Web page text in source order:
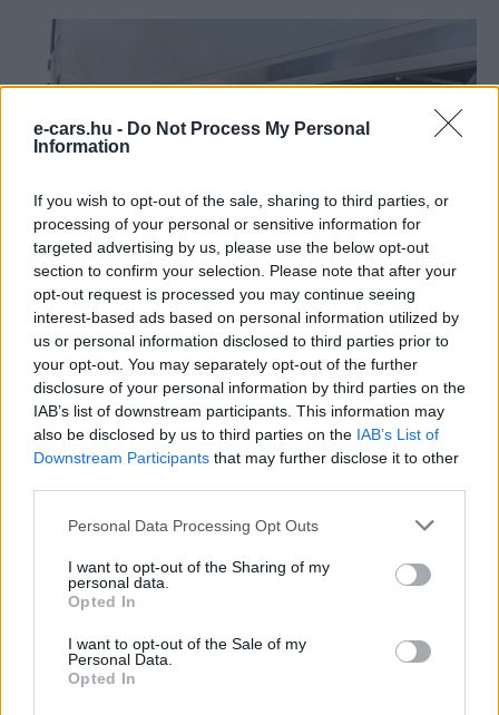
e-cars.hu - Do Not Process My Personal
Information
If you wish to opt-out of the sale, sharing to third parties, or
processing of your personal or sensitive information for
targeted advertising by us, please use the below opt-out
section to confirm your selection. Please note that after your
opt-out request is processed you may continue seeing
interest-based ads based on personal information utilized by
us or personal information disclosed to third parties prior to
your opt-out. You may separately opt-out of the further
disclosure of your personal information by third parties on the
IAB’s list of downstream participants. This information may
also be disclosed by us to third parties on the IAB’s List of
Downstream Participants that may further disclose it to other
Personal Data Processing Opt Outs
I want to opt-out of the Sharing of my
personal data.
Opted In
I want to opt-out of the Sale of my
Personal Data.
Opted In
Hová való ez a teherautó?
A MAN az eTGM-et elsősorban városi és regionális
áruterítésre, önkormányzati feladatokra, építőipari
élelmiszer- és szupermarket-logisztika, az önkormányzati
szolgáltatások, az építőipar, a hulladékkezelés és a
regionális áruszállítás. A járműhöz 22 kW-os mechanikus
is rendelhető, ami különösen a hulladékszállító és
önkormányzati járművek esetében fontos. Érdemes